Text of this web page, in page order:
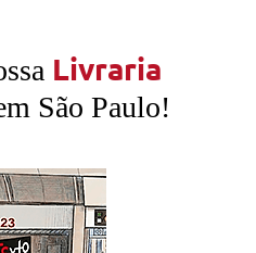
Livraria
São Paulo!